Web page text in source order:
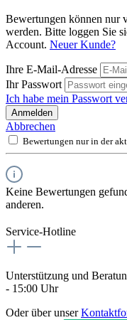
Bewertungen können nur
werden. Bitte loggen Sie
Account. Neuer Kunde?
Ihre E-Mail-Adresse
Ihr Passwort
Ich habe mein Passwort
Anmelden
Abbrechen
Bewertungen nur in der
Keine Bewertungen
anderen.
Service-Hotline
Unterstützung und
- 15:00 Uhr
Oder über unser